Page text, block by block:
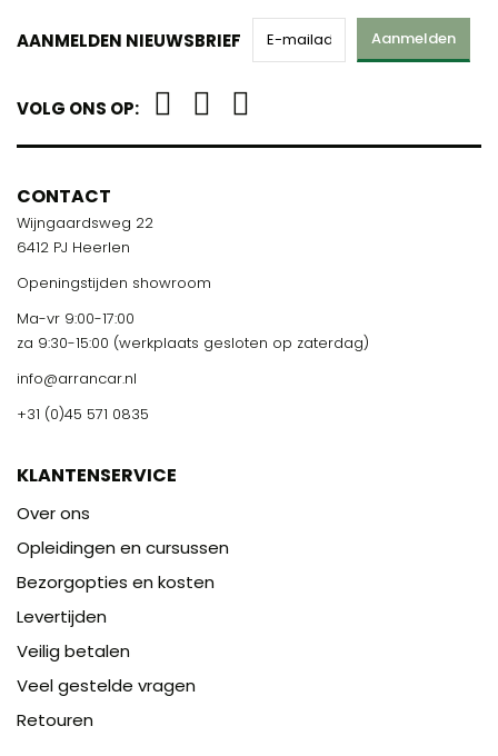
AANMELDEN NIEUWSBRIEF Aanmelden
VOLG ONS OP:
CONTACT
Wijngaardsweg 22
6412 PJ Heerlen
Openingstijden showroom
Ma-vr 9:00-17:00
za 9:30-15:00 (werkplaats gesloten op zaterdag)
info@arrancar.nl
+31 (0)45 571 0835
KLANTENSERVICE
Over ons
Opleidingen en cursussen
Bezorgopties en kosten
Levertijden
Veilig betalen
Veel gestelde vragen
Retouren